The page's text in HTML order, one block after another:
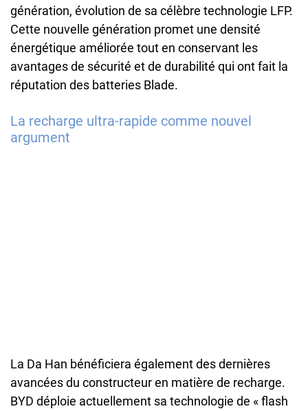
génération, évolution de sa célèbre technologie LFP.
Cette nouvelle génération promet une densité
énergétique améliorée tout en conservant les
avantages de sécurité et de durabilité qui ont fait la
réputation des batteries Blade.
La recharge ultra-rapide comme nouvel
argument
La Da Han bénéficiera également des dernières
avancées du constructeur en matière de recharge.
BYD déploie actuellement sa technologie de « flash